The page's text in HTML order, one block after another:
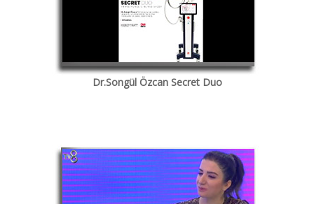
Dr.Songül Özcan Secret Duo